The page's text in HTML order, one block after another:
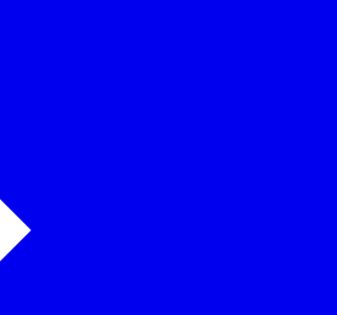
作体験を実施する他、仙台の